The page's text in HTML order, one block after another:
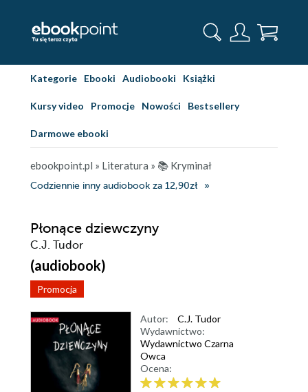
Kategorie Ebooki Audiobooki Książki
Kursy video Promocje Nowości Bestsellery
Darmowe ebooki
ebookpoint.pl » Literatura » 📚 Kryminał
Codziennie inny audiobook za 12,90zł
Płonące dziewczyny
C.J. Tudor
(audiobook)
Promocja
Autor:
C.J. Tudor
Wydawnictwo:
Wydawnictwo Czarna
Owca
Ocena: